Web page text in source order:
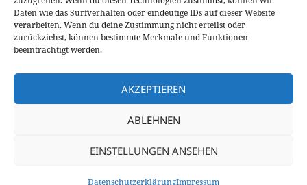
Daten wie das Surfverhalten oder eindeutige IDs auf dieser Website
verarbeiten. Wenn du deine Zustimmung nicht erteilst oder
zurückziehst, können bestimmte Merkmale und Funktionen
beeinträchtigt werden.
AKZEPTIEREN
ABLEHNEN
EINSTELLUNGEN ANSEHEN
DatenschutzerklärungImpressum
mehr taffer Bad Boy als der Fiat 500 je durch das
schlucken blauer Pillen kompensieren könnte.
Fahrbericht: Jeep Renegade Limited 1.4 MultiAir
weiterlesen
Schlagwörter
SEITE4
Datenschutzerklärung Stolz präsentiert von WordPress